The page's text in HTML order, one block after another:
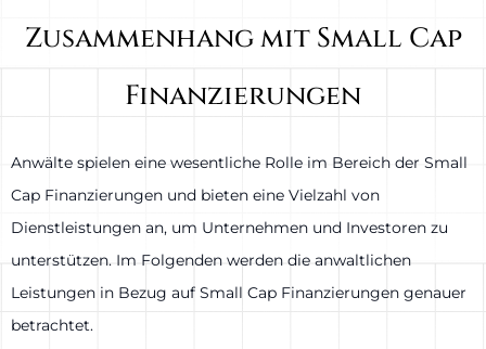
Zusammenhang mit Small Cap
Finanzierungen
Anwälte spielen eine wesentliche Rolle im Bereich der Small
Cap Finanzierungen und bieten eine Vielzahl von
Dienstleistungen an, um Unternehmen und Investoren zu
unterstützen. Im Folgenden werden die anwaltlichen
Leistungen in Bezug auf Small Cap Finanzierungen genauer
betrachtet.